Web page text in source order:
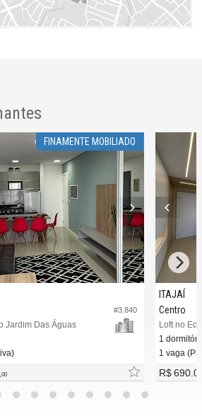
FINAMENTE MOBILIADO
#3.840
Jardim Das Águas
00
ITAJAÍ
Centro
Loft no
1
1 vaga
R$